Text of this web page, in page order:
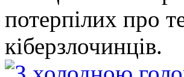
потерпілих про
кіберзлочинців.